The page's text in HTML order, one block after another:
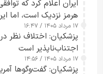
ایران اعلام کرد که
هرمز نزدیک است، اما
آبراه را آزاد کند
۱۷ مرداد ۱۴۰۵ / ۱۶:۴۷
پزشکیان: اختلاف نظر
اجتناب‌ناپذیر است
۱۷ مرداد ۱۴۰۵ / ۱۴:۵۶
پزشکیان: گفت‌وگوها